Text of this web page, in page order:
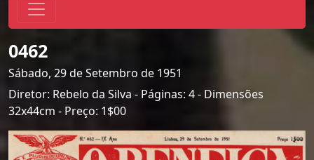
0462
Sábado, 29 de Setembro de 1951
Diretor: Rebelo da Silva - Páginas: 4 - Dimensões
32x44cm - Preço: 1$00